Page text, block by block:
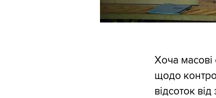
Хоча масові
щодо
відсоток